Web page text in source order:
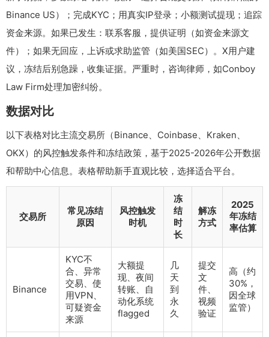
Binance US）；完成KYC；用真实IP登录；小额测试提现；追踪
资金来源。如果已发生：联系客服，提供证明（如资金来源文
件）；如果无回应，上诉或求助监管（如美国SEC）。X用户建
议，冻结后别急躁，收集证据。严重时，咨询律师，如Conboy
Law Firm处理加密纠纷。
数据对比
以下表格对比主流交易所（Binance、Coinbase、Kraken、
OKX）的风控触发条件和冻结政策，基于2025-2026年公开数据
和帮助中心信息。表格帮助新手直观比较，选择适合平台。
交易所
常见冻结
原因
风控触发
时机
冻
结
时
长
解冻
方式
2025
年冻结
率估算
Binance
KYC不
合、异常
交易、使
用VPN、
可疑资金
来源
大额提
现、夜间
转账、自
动化系统
flagged
几
天
到
永
久
提交
文
件、
视频
验证
高（约
30%，
因全球
监管）